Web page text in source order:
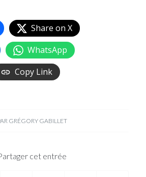
Share on X
WhatsApp
Copy Link
GRÉGORY GABILLET
cet entrée